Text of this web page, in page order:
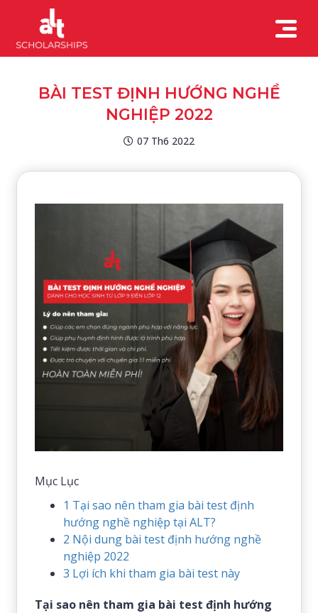
BÀI TEST ĐỊNH HƯỚNG NGHỀ
NGHIỆP 2022
07 Th6 2022
Mục Lục
1 Tại sao nên tham gia bài test định
hướng nghề nghiệp tại ALT?
2 Nội dung bài test định hướng nghề
nghiệp 2022
3 Lợi ích khi tham gia bài test này
Tại sao nên tham gia bài test định hướng